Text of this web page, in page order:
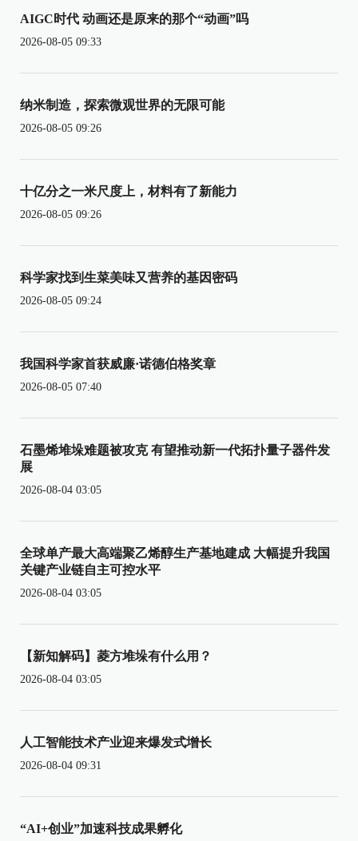
AIGC时代 动画还是原来的那个“动画”吗
2026-08-05 09:33
纳米制造，探索微观世界的无限可能
2026-08-05 09:26
十亿分之一米尺度上，材料有了新能力
2026-08-05 09:26
科学家找到生菜美味又营养的基因密码
2026-08-05 09:24
我国科学家首获威廉·诺德伯格奖章
2026-08-05 07:40
石墨烯堆垛难题被攻克 有望推动新一代拓扑量子器件发
展
2026-08-04 03:05
全球单产最大高端聚乙烯醇生产基地建成 大幅提升我国
关键产业链自主可控水平
2026-08-04 03:05
【新知解码】菱方堆垛有什么用？
2026-08-04 03:05
人工智能技术产业迎来爆发式增长
2026-08-04 09:31
“AI+创业”加速科技成果孵化